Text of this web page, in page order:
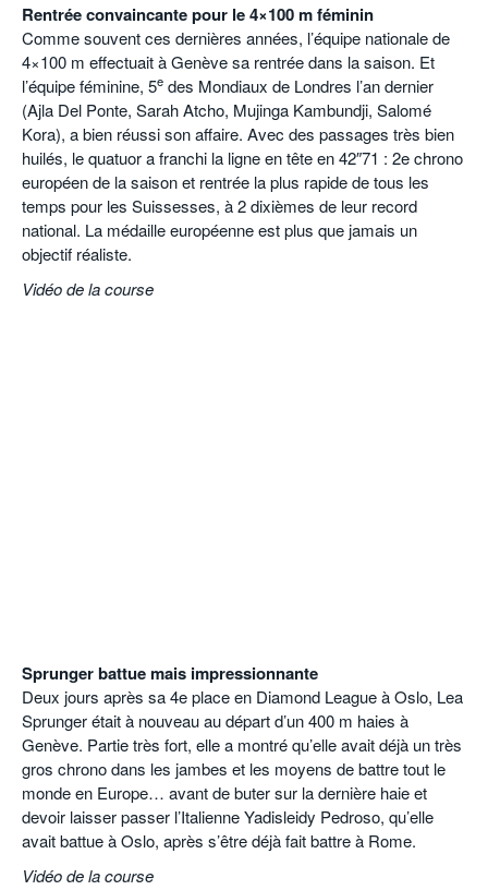
Rentrée convaincante pour le 4×100 m féminin
Comme souvent ces dernières années, l’équipe nationale de
4×100 m effectuait à Genève sa rentrée dans la saison. Et
l’équipe féminine, 5e des Mondiaux de Londres l’an dernier
(Ajla Del Ponte, Sarah Atcho, Mujinga Kambundji, Salomé
Kora), a bien réussi son affaire. Avec des passages très bien
huilés, le quatuor a franchi la ligne en tête en 42″71 : 2e chrono
européen de la saison et rentrée la plus rapide de tous les
temps pour les Suissesses, à 2 dixièmes de leur record
national. La médaille européenne est plus que jamais un
objectif réaliste.
Vidéo de la course
Sprunger battue mais impressionnante
Deux jours après sa 4e place en Diamond League à Oslo, Lea
Sprunger était à nouveau au départ d’un 400 m haies à
Genève. Partie très fort, elle a montré qu’elle avait déjà un très
gros chrono dans les jambes et les moyens de battre tout le
monde en Europe… avant de buter sur la dernière haie et
devoir laisser passer l’Italienne Yadisleidy Pedroso, qu’elle
avait battue à Oslo, après s’être déjà fait battre à Rome.
Vidéo de la course